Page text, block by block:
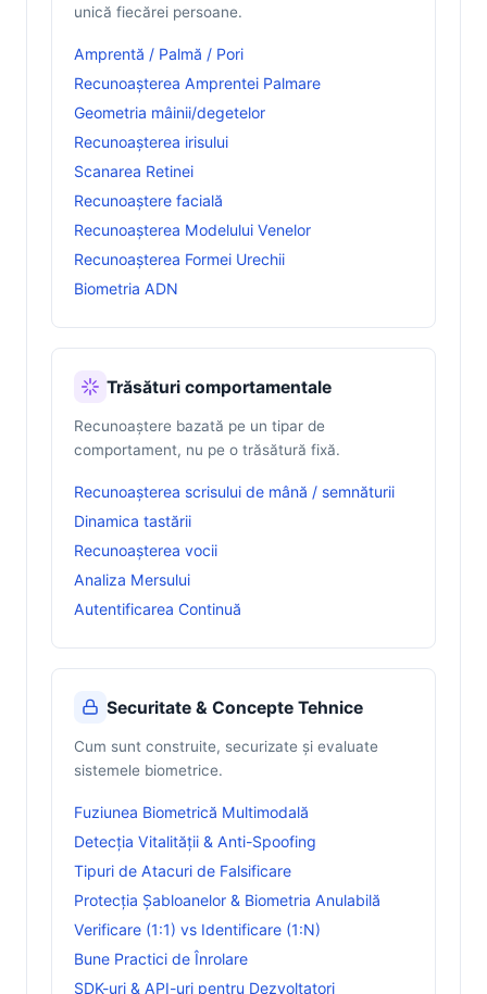
unică fiecărei persoane.
Amprentă / Palmă / Pori
Recunoașterea Amprentei Palmare
Geometria mâinii/degetelor
Recunoașterea irisului
Scanarea Retinei
Recunoaștere facială
Recunoașterea Modelului Venelor
Recunoașterea Formei Urechii
Biometria ADN
Trăsături comportamentale
Recunoaștere bazată pe un tipar de
comportament, nu pe o trăsătură fixă.
Recunoașterea scrisului de mână / semnăturii
Dinamica tastării
Recunoașterea vocii
Analiza Mersului
Autentificarea Continuă
Securitate & Concepte Tehnice
Cum sunt construite, securizate și evaluate
sistemele biometrice.
Fuziunea Biometrică Multimodală
Detecția Vitalității & Anti-Spoofing
Tipuri de Atacuri de Falsificare
Protecția Șabloanelor & Biometria Anulabilă
Verificare (1:1) vs Identificare (1:N)
Bune Practici de Înrolare
SDK-uri & API-uri pentru Dezvoltatori